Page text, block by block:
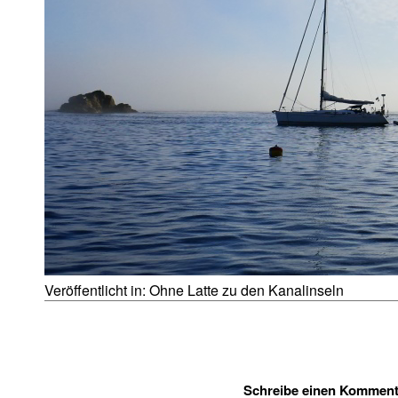
Veröffentlicht in: Ohne Latte zu den Kanalinseln
Schreibe einen